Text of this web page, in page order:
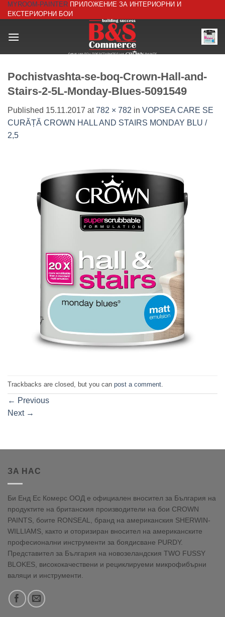
Skip
to
MYROOM-PAINTER ПРИЛОЖЕНИЕ ЗА ИНТЕРИОРНИ И
ЕКСТЕРИОРНИ БОИ
Pochistvashta-se-boq-Crown-Hall-and-
Stairs-2-5L-Monday-Blues-5091549
Published 15.11.2017 at782 × 782 in VOPSEA CARE SE
CURĂȚĂ CROWN HALL AND STAIRS MONDAY BLU /
2,5
Trackbacks are closed, but you can post a comment
← Previous
Next →
ЗА НАС
Би Енд Ес Комерс ООД е официален вносител за България на
продуктите на британския производители на бои CROWN
PAINTS, боите RONSEAL, бранд на американския SHERWIN-
WILLIAMS, както и оторизиран вносител на американските
професионални инструменти за боядисване PURDY.
Представител за България на новозеландския TWO FUSSY
BLOKES, висококачествени и рециклируеми микрофибърни
валяци и инструменти.